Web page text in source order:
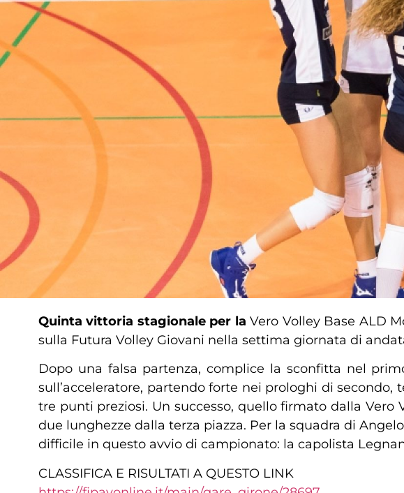
Quinta vittoria stagionale per laVero Volley Base ALD
sulla Futura Volley Giovani nella settima giornata di
Dopo una falsa partenza, complice la sconfitta nel
sull’acceleratore, partendo forte nei prologhi di secondo,
tre punti preziosi. Un successo, quello firmato dalla
due lunghezze dalla terza piazza. Per la squadra di
difficile in questo avvio di campionato: la capolista
CLASSIFICA E RISULTATI A QUESTO LINK